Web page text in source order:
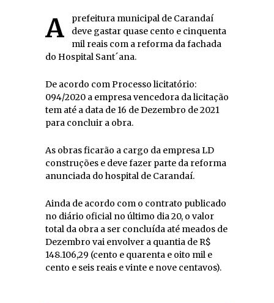
A prefeitura municipal de Carandaí
deve gastar quase cento e cinquenta
mil reais com a reforma da fachada
do Hospital Sant´ana.
De acordo com Processo licitatório:
094/2020 a empresa vencedora da licitação
tem até a data de 16 de Dezembro de 2021
para concluir a obra.
As obras ficarão a cargo da empresa LD
construções e deve fazer parte da reforma
anunciada do hospital de Carandaí.
Ainda de acordo com o contrato publicado
no diário oficial no último dia 20, o valor
total da obra a ser concluída até meados de
Dezembro vai envolver a quantia de R$
148.106,29 (cento e quarenta e oito mil e
cento e seis reais e vinte e nove centavos).